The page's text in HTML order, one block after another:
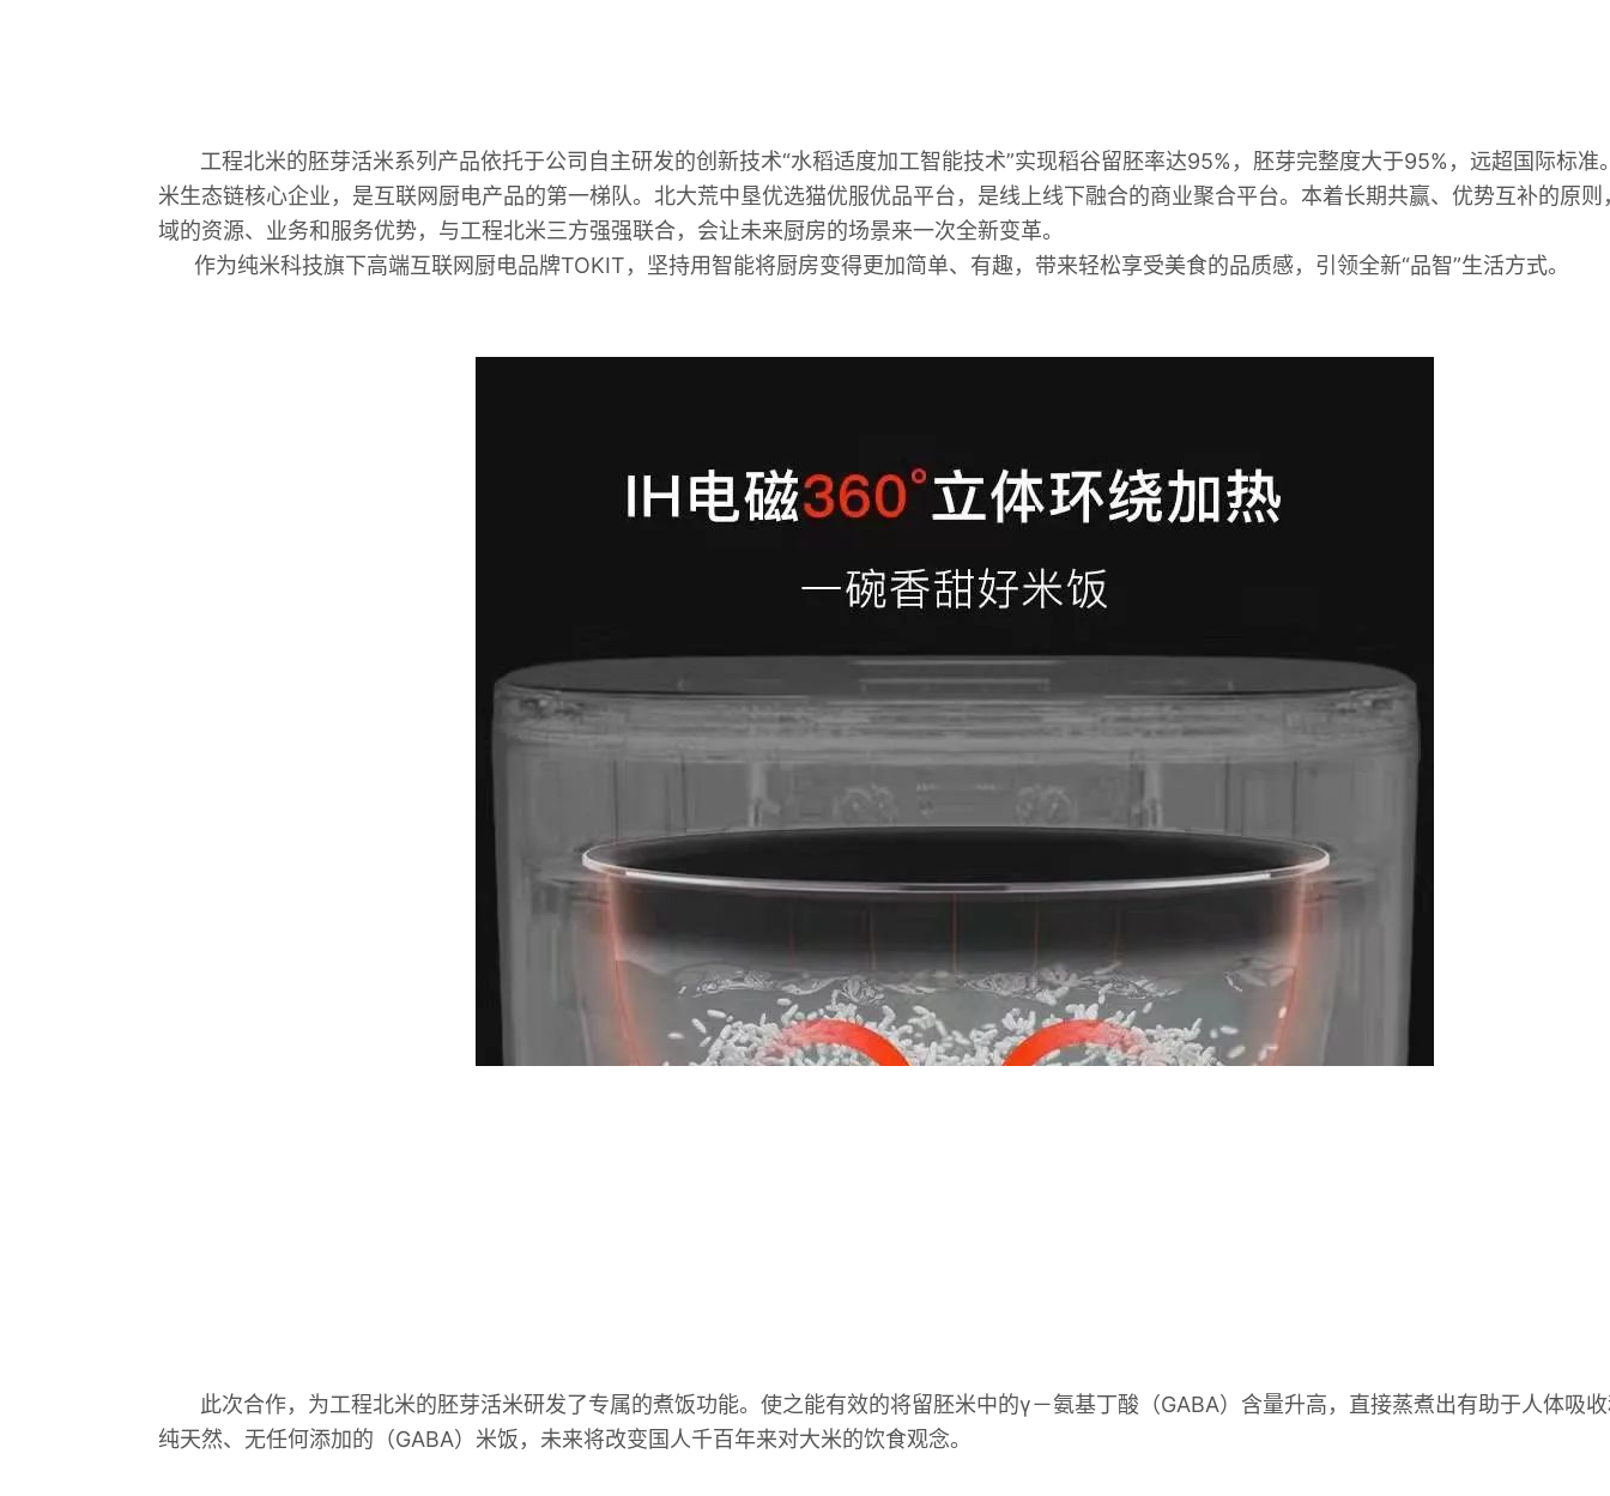
工程北米的胚芽活米系列产品依托于公司自主研发的创新技术“水稻适度加工智能技术”实现稻谷留胚率达95%，胚芽完整度大于95%，远超国际标准
米生态链核心企业，是互联网厨电产品的第一梯队。北大荒中垦优选猫优服优品平台，是线上线下融合的商业聚合平台。本着长期共赢、优势互补的原则
域的资源、业务和服务优势，与工程北米三方强强联合，会让未来厨房的场景来一次全新变革。
作为纯米科技旗下高端互联网厨电品牌TOKIT，坚持用智能将厨房变得更加简单、有趣，带来轻松享受美食的品质感，引领全新“品智”生活方式。
此次合作，为工程北米的胚芽活米研发了专属的煮饭功能。使之能有效的将留胚米中的γ－氨基丁酸（GABA）含量升高，直接蒸煮出有助于人体吸
纯天然、无任何添加的（GABA）米饭，未来将改变国人千百年来对大米的饮食观念。